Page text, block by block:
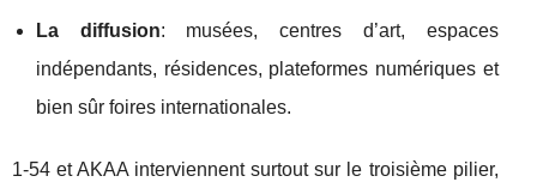
La diffusion: musées, centres d’art, espaces
indépendants, résidences, plateformes numériques et
bien sûr foires internationales.
1-54 et AKAA interviennent surtout sur le troisième pilier,